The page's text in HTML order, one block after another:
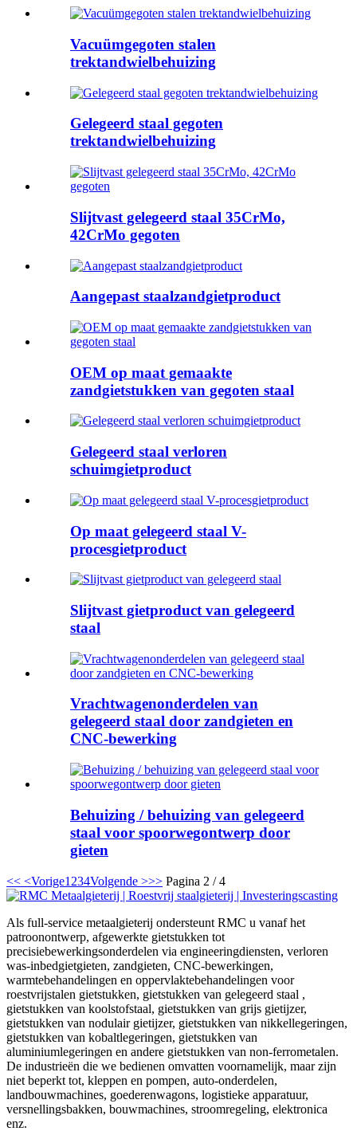
Vacuümgegoten stalen
trektandwielbehuizing
Gelegeerd staal gegoten
trektandwielbehuizing
Slijtvast gelegeerd staal 35CrMo,
42CrMo gegoten
Aangepast staalzandgietproduct
OEM op maat gemaakte
zandgietstukken van gegoten staal
Gelegeerd staal verloren
schuimgietproduct
Op maat gelegeerd staal V-
procesgietproduct
Slijtvast gietproduct van gelegeerd
staal
Vrachtwagenonderdelen van
gelegeerd staal door zandgieten en
CNC-bewerking
Behuizing / behuizing van gelegeerd
staal voor spoorwegontwerp door
gieten
<< <Vorige1 234Volgende >>> Pagina 2 / 4
Als full-service metaalgieterij ondersteunt RMC u vanaf het
patroonontwerp, afgewerkte gietstukken tot
precisiebewerkingsonderdelen via engineeringdiensten, verloren
was-inbedgietgieten, zandgieten, CNC-bewerkingen,
warmtebehandelingen en oppervlaktebehandelingen voor
roestvrijstalen gietstukken, gietstukken van gelegeerd staal ,
gietstukken van koolstofstaal, gietstukken van grijs gietijzer,
gietstukken van nodulair gietijzer, gietstukken van nikkellegeringen,
gietstukken van kobaltlegeringen, gietstukken van
aluminiumlegeringen en andere gietstukken van non-ferrometalen.
De industrieën die we bedienen omvatten voornamelijk, maar zijn
niet beperkt tot, kleppen en pompen, auto-onderdelen,
landbouwmachines, goederenwagons, logistieke apparatuur,
versnellingsbakken, bouwmachines, stroomregeling, elektronica
enz.